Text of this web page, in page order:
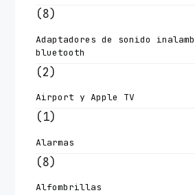
(8)
Adaptadores de sonido
bluetooth
(2)
Airport y Apple TV
(1)
Alarmas
(8)
Alfombrillas